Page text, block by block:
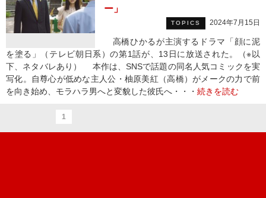
ー」
TOPICS 2024年7月15日
高橋ひかるが主演するドラマ「顔に泥
を塗る」（テレビ朝日系）の第1話が、13日に放送された。（※以
下、ネタバレあり） 本作は、SNSで話題の同名人気コミックを実
写化。自尊心が低めな主人公・柚原美紅（高橋）がメークの力で前
を向き始め、モラハラ男へと変貌した彼氏へ・・・ 続きを読む
1